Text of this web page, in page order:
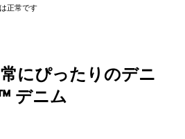
正常です
にぴったりのデニ
デニム